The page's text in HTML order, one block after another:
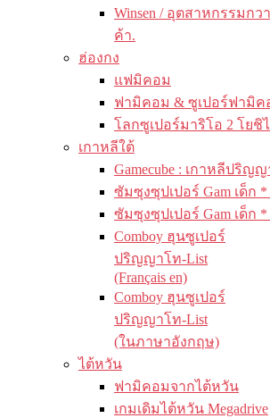
Winsen / อุตสาหกรรมกว
ค้า.
ฮ่องกง
แฟมิคอม
ฟามิคอม & ซูเปอร์ฟามิค
โลกซูเปอร์มาริโอ 2 โยชิ
เกาหลีใต้
Gamecube : เกาหลีปริญ
ซัมซุงซุปเปอร์ Gam เด็ก *
ซัมซุงซุปเปอร์ Gam เด็ก
Comboy ฮุนซูเปอร์
ปริญญาโท-List
(Français en)
Comboy ฮุนซูเปอร์
ปริญญาโท-List
(ในภาษาอังกฤษ)
ไต้หวัน
ฟามิคอมจากไต้หวัน
เกมเดิมไต้หวัน Megadrive